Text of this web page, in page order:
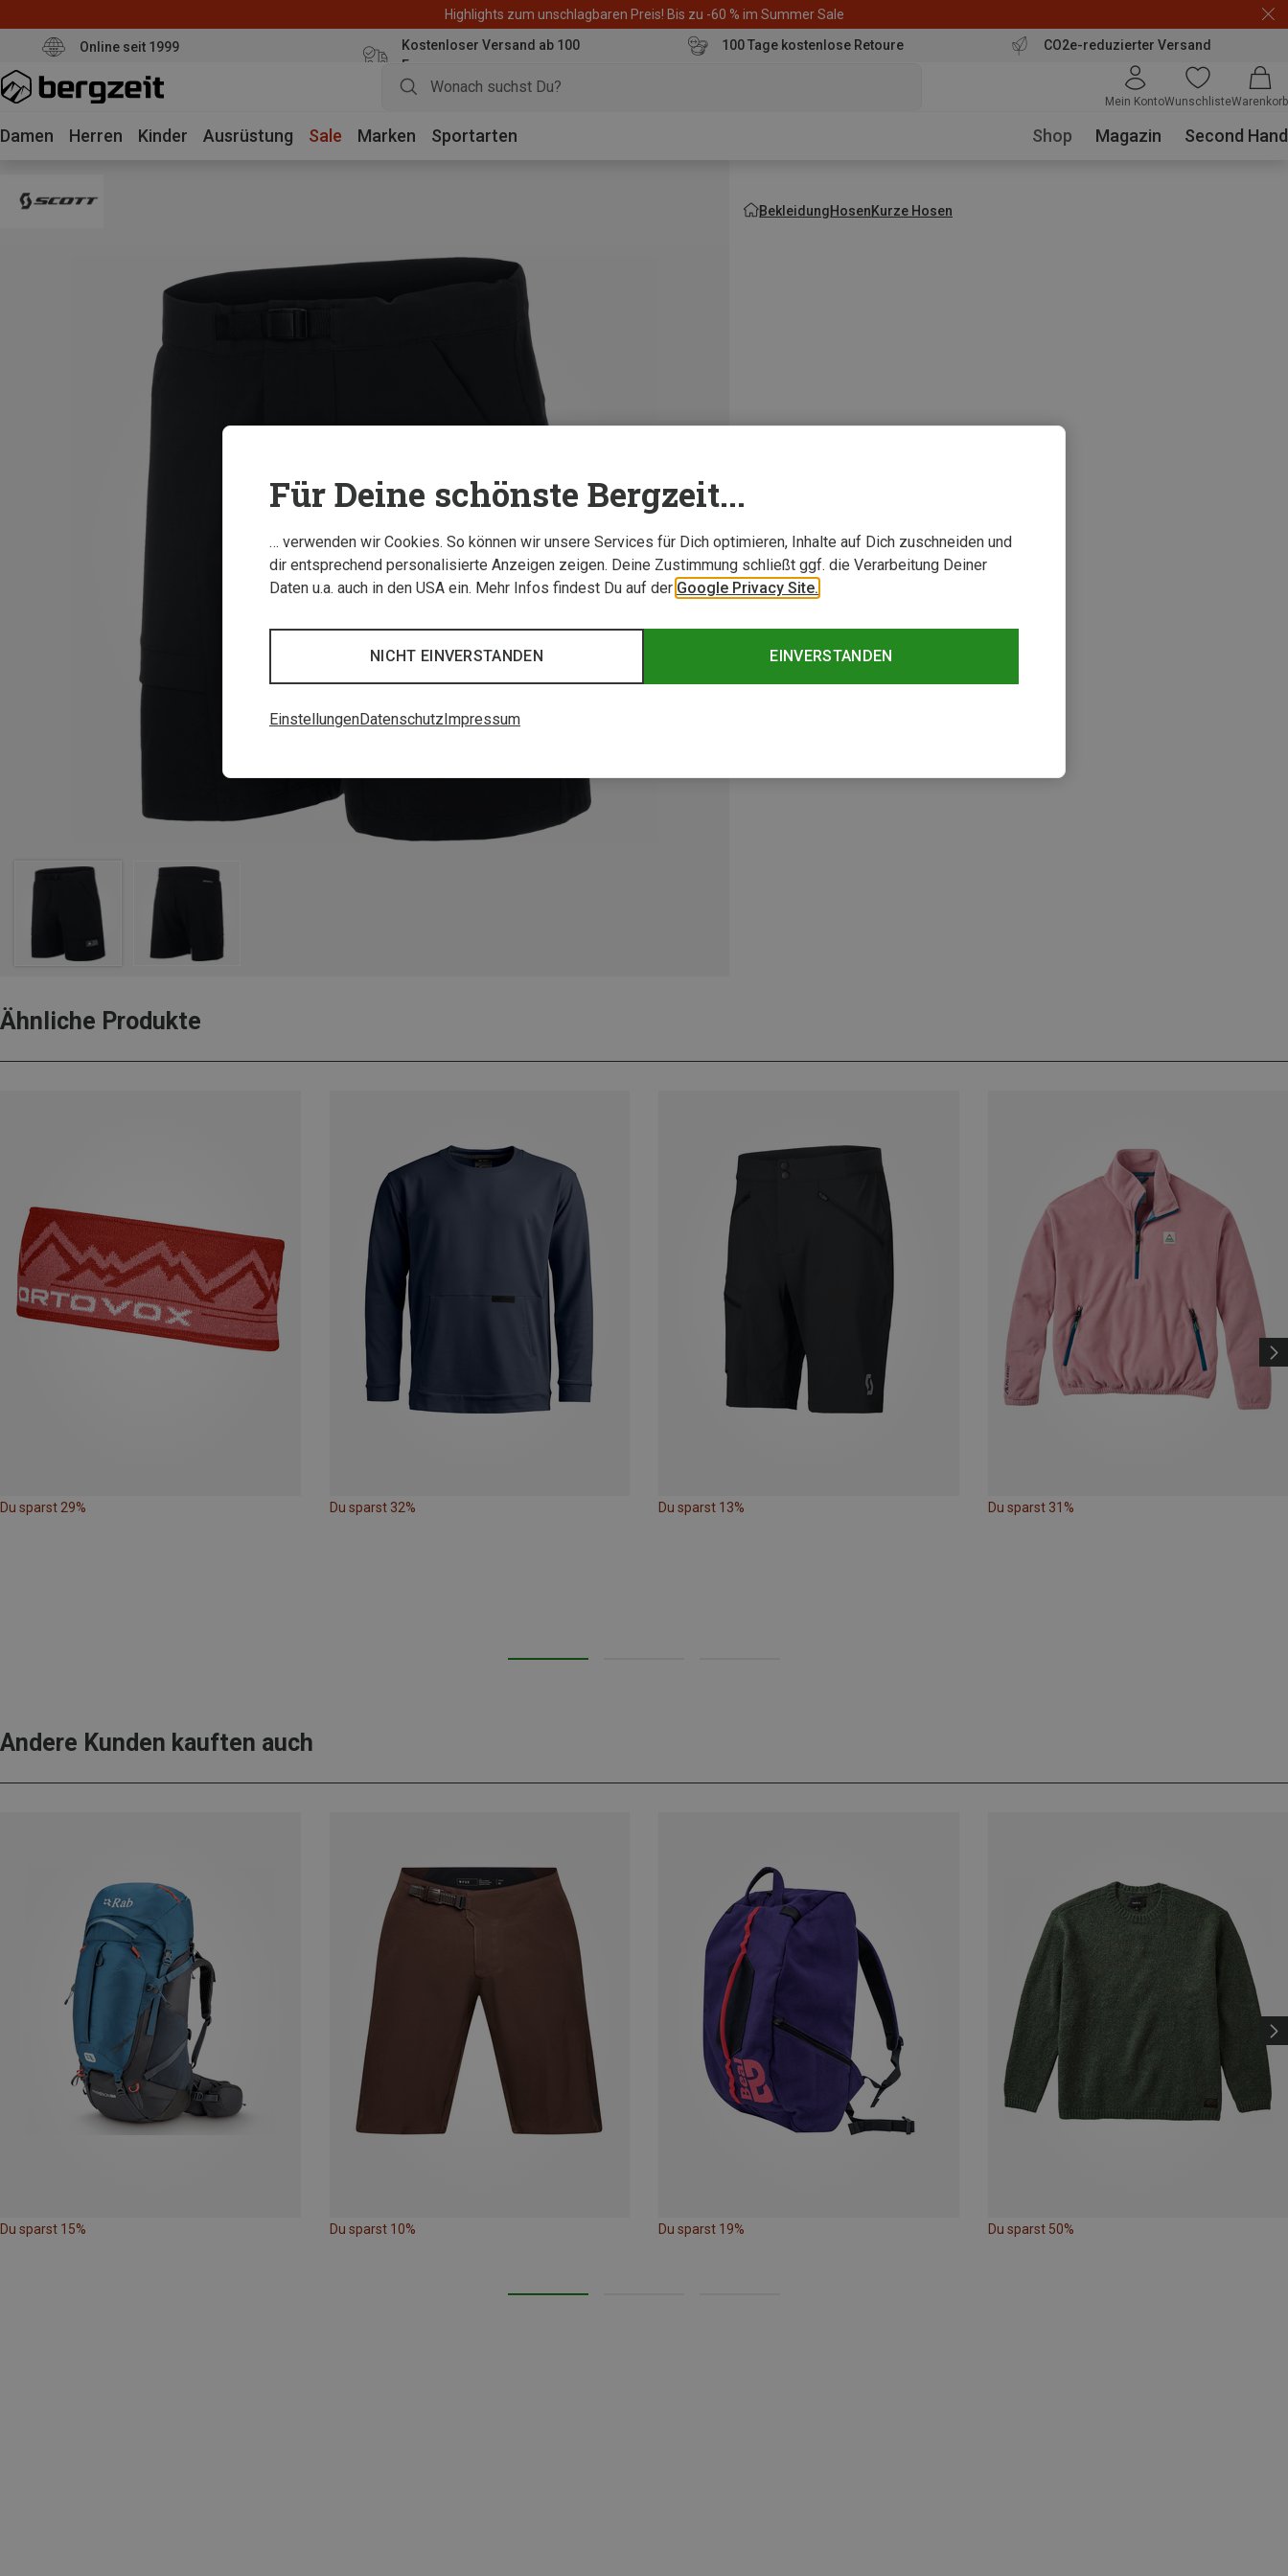
Highlights zum unschlagbaren Preis! Bis zu -60 % im Summer Sale
Online seit 1999
Kostenloser Versand ab 100
Euro
100 Tage kostenlose Retoure CO2e-reduzierter Versand
Mein KontoWunschlisteWarenkorb
Damen Herren Kinder Ausrüstung Sale Marken Sportarten Shop Magazin Second Hand
BekleidungHosenKurze Hosen
Ähnliche Produkte
Du sparst 29% Du sparst 32% Du sparst 13% Du sparst 31%
Andere Kunden kauften auch
Du sparst 15% Du sparst 10% Du sparst 19% Du sparst 50%
Für Deine schönste Bergzeit...
… verwenden wir Cookies. So können wir unsere Services für Dich optimieren, Inhalte auf Dich zuschneiden und
dir entsprechend personalisierte Anzeigen zeigen. Deine Zustimmung schließt ggf. die Verarbeitung Deiner
Daten u.a. auch in den USA ein. Mehr Infos findest Du auf der Google Privacy Site.
EINVERSTANDEN
NICHT EINVERSTANDEN
EinstellungenDatenschutzImpressum